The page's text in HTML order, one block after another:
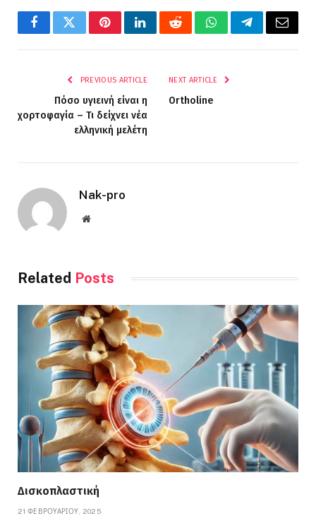
FacebookTwitterPinterestLinkedInRedditWhatsAppTelegramEmail
PREVIOUS ARTICLE
Πόσο υγιεινή είναι η
χορτοφαγία – Τι δείχνει νέα
ελληνική μελέτη
NEXT ARTICLE
Ortholine
Nak-pro
Website
Related Posts
Δισκοπλαστική
21 ΦΕΒΡΟΥΑΡΊΟΥ, 2025